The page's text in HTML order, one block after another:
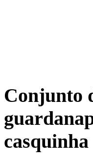
Conjunto
casquinha